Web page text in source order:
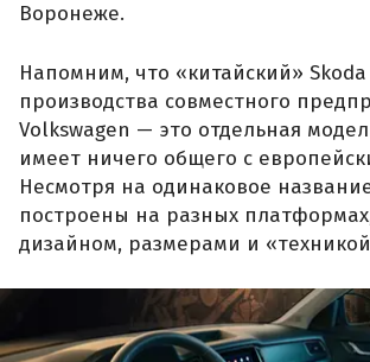
Воронеже.
Напомним, что «китайский» Skoda
производства совместного
Volkswagen — это отдельная
имеет ничего общего с
Несмотря на одинаковое
построены на разных
дизайном, размерами и